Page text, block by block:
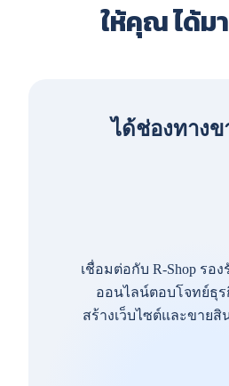
ให้คุณ ได้ม
ได้ช่องทางข
เชื่อมต่อกับ R-Shop รอ
ออนไลน์ตอบโจทย์ธุร
สร้างเว็บไซต์และขายสิ